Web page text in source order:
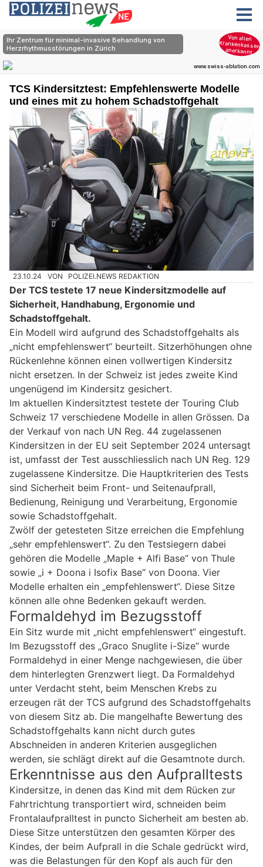
TCS Kindersitztest: Empfehlenswerte Modelle
und eines mit zu hohem Schadstoffgehalt
23.10.24 VON POLIZEI.NEWS REDAKTION
Der TCS testete 17 neue Kindersitzmodelle auf
Sicherheit, Handhabung, Ergonomie und
Schadstoffgehalt.
Ein Modell wird aufgrund des Schadstoffgehalts als
„nicht empfehlenswert“ beurteilt. Sitzerhöhungen ohne
Rückenlehne können einen vollwertigen Kindersitz
nicht ersetzen. In der Schweiz ist jedes zweite Kind
ungenügend im Kindersitz gesichert.
Im aktuellen Kindersitztest testete der Touring Club
Schweiz 17 verschiedene Modelle in allen Grössen. Da
der Verkauf von nach UN Reg. 44 zugelassenen
Kindersitzen in der EU seit September 2024 untersagt
ist, umfasst der Test ausschliesslich nach UN Reg. 129
zugelassene Kindersitze. Die Hauptkriterien des Tests
sind Sicherheit beim Front- und Seitenaufprall,
Bedienung, Reinigung und Verarbeitung, Ergonomie
sowie Schadstoffgehalt.
Zwölf der getesteten Sitze erreichen die Empfehlung
„sehr empfehlenswert“. Zu den Testsiegern dabei
gehören die Modelle „Maple + Alfi Base“ von Thule
sowie „i + Doona i Isofix Base“ von Doona. Vier
Modelle erhalten ein „empfehlenswert“. Diese Sitze
können alle ohne Bedenken gekauft werden.
Formaldehyd im Bezugsstoff
Ein Sitz wurde mit „nicht empfehlenswert“ eingestuft.
Im Bezugsstoff des „Graco Snuglite i-Size“ wurde
Formaldehyd in einer Menge nachgewiesen, die über
dem hinterlegten Grenzwert liegt. Da Formaldehyd
unter Verdacht steht, beim Menschen Krebs zu
erzeugen rät der TCS aufgrund des Schadstoffgehalts
von diesem Sitz ab. Die mangelhafte Bewertung des
Schadstoffgehalts kann nicht durch gutes
Abschneiden in anderen Kriterien ausgeglichen
werden, sie schlägt direkt auf die Gesamtnote durch.
Erkenntnisse aus den Aufpralltests
Kindersitze, in denen das Kind mit dem Rücken zur
Fahrtrichtung transportiert wird, schneiden beim
Frontalaufpralltest in puncto Sicherheit am besten ab.
Diese Sitze unterstützen den gesamten Körper des
Kindes, der beim Aufprall in die Schale gedrückt wird,
was die Belastungen für den Kopf als auch für den